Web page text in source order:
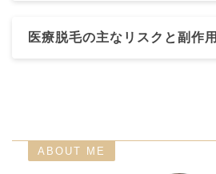
医療脱毛の主なリスクと副作用
ABOUT ME